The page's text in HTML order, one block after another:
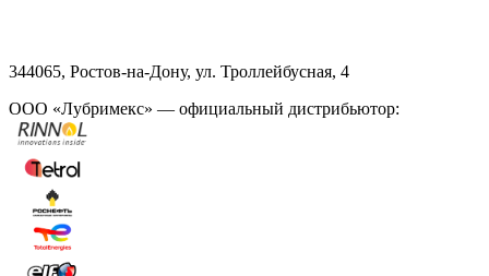
344065, Ростов-на-Дону, ул. Троллейбусная, 4
ООО «Лубримекс» — официальный дистрибьютор: